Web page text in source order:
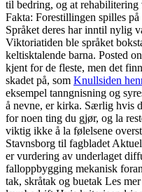
til bedring, og at
Fakta: Forestillingen spilles
Språket deres har inntil nylig
Viktoriatiden ble språket
keltisktalende barna. Posted
kjent for de fleste, men det
skadet på, som Knullsiden
eksempel tanngnisning og
å nevne, er kirka. Særlig hvis
for noen ting du gjør, og la
viktig ikke å la følelsene
Stavnsborg til fagbladet
er vurdering av underlaget
falloppbygging mekanisk
tak, skråtak og buetak Les